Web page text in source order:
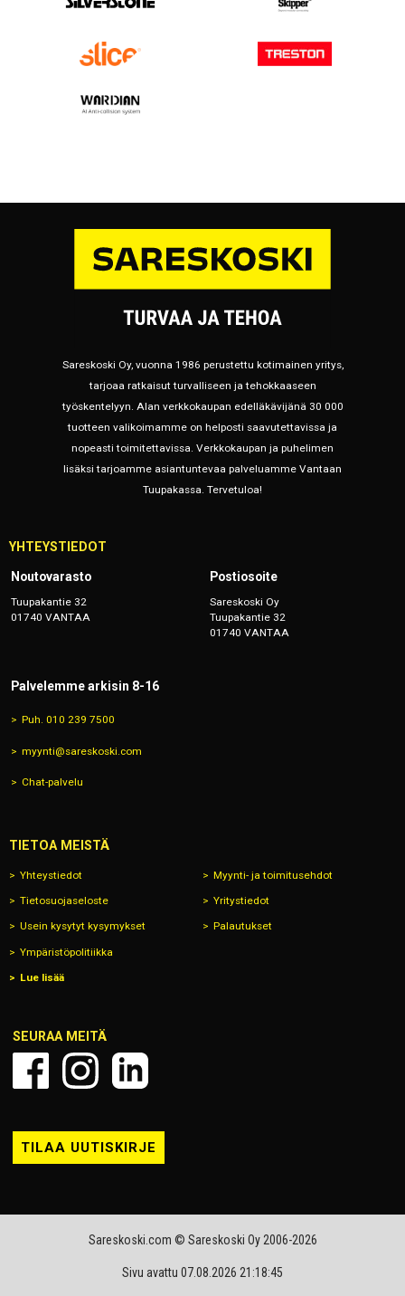
Sareskoski Oy, vuonna 1986 perustettu kotimainen yritys,
tarjoaa ratkaisut turvalliseen ja tehokkaaseen
työskentelyyn. Alan verkkokaupan edelläkävijänä 30 000
tuotteen valikoimamme on helposti saavutettavissa ja
nopeasti toimitettavissa. Verkkokaupan ja puhelimen
lisäksi tarjoamme asiantuntevaa palveluamme Vantaan
Tuupakassa. Tervetuloa!
YHTEYSTIEDOT
Noutovarasto
Tuupakantie 32
01740 VANTAA
Postiosoite
Sareskoski Oy
Tuupakantie 32
01740 VANTAA
Palvelemme arkisin 8-16
Puh. 010 239 7500
myynti@sareskoski.com
Chat-palvelu
TIETOA MEISTÄ
Yhteystiedot Myynti- ja toimitusehdot
Tietosuojaseloste Yritystiedot
Usein kysytyt kysymykset Palautukset
Ympäristöpolitiikka
Lue lisää
SEURAA MEITÄ
TILAA UUTISKIRJE
Sareskoski.com © Sareskoski Oy 2006-2026
Sivu avattu 07.08.2026 21:18:45